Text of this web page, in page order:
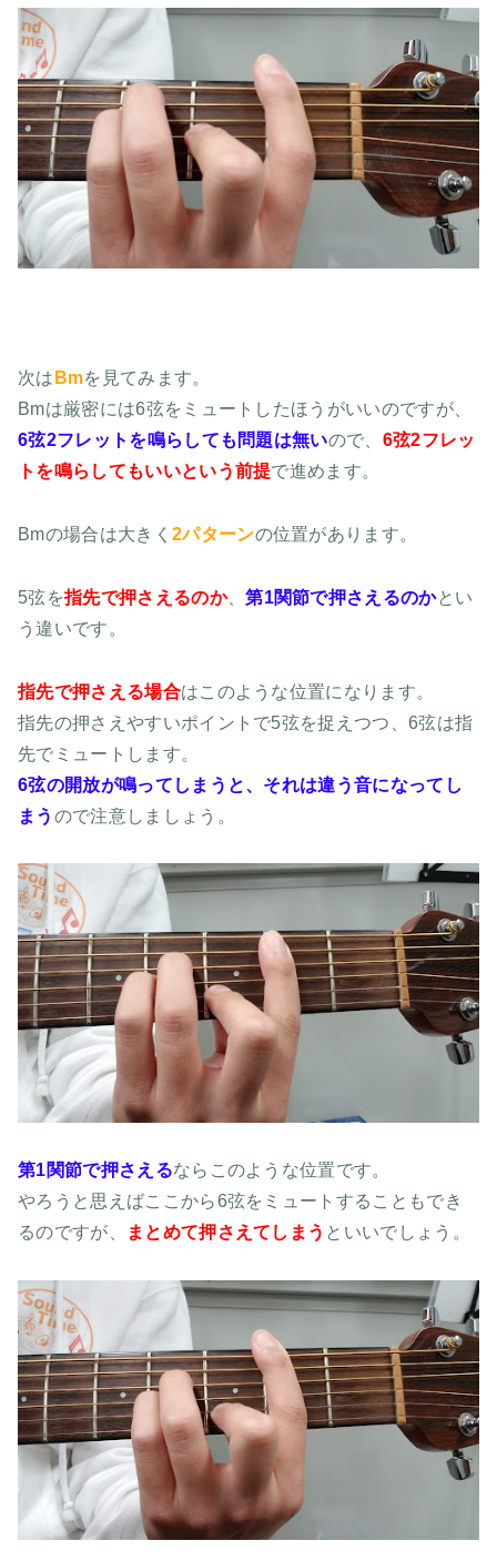
次は Bmを見てみます。
Bmは厳密には6弦をミュートしたほうがいいのですが、
6弦2フレットを鳴らしても問題は無いので、 6弦2フレッ
トを鳴らしてもいいという前提で進めます。
Bmの場合は大きく 2パターンの位置があります。
5弦を指先で押さえるのか、第1関節で押さえるのかとい
う違いです。
指先で押さえる場合はこのような位置になります。
指先の押さえやすいポイントで5弦を捉えつつ、6弦は指
先でミュートします。
6弦の開放が鳴ってしまうと、それは違う音になってし
まう ので注意しましょう。
第1関節で押さえるならこのような位置です。
やろうと思えばここから6弦をミュートすることもでき
るのですが、
まとめて押さえてしまう といいでしょう。